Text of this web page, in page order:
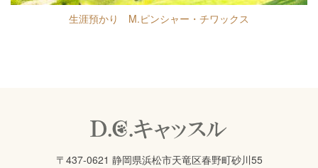
生涯預かり M.ピンシャー・チワックス
〒437-0621 静岡県浜松市天竜区春野町砂川55